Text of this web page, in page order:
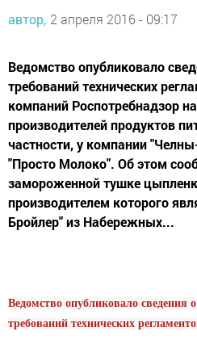
автор, 2 апреля 2016 - 09:17
Ведомство опубликовало
требований технических
компаний Роспотребнадзор
производителей продуктов
частности, у компании
"Просто Молоко". Об этом
замороженной тушке
производителем которого
Бройлер" из Набережных...
Ведомство опубликовало сведения
требований технических